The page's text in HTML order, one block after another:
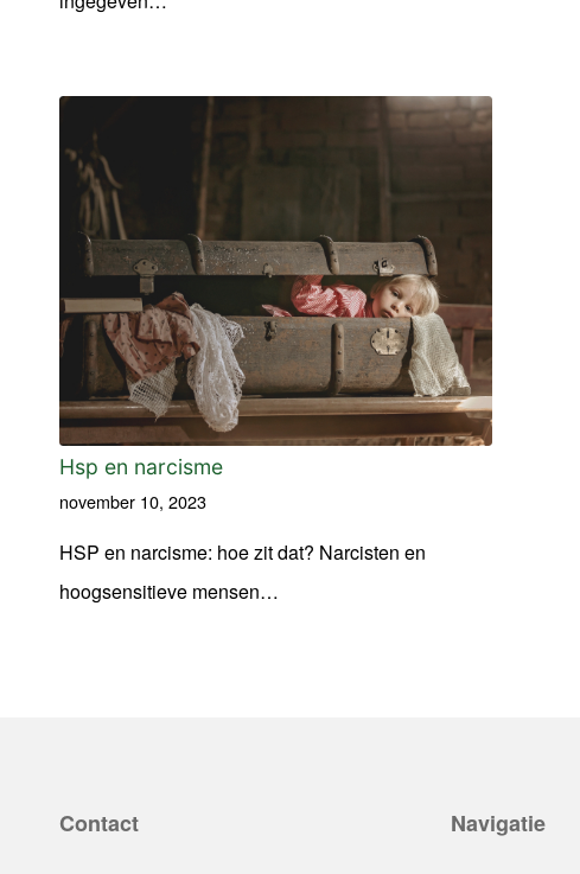
Hsp en narcisme
november 10, 2023
HSP en narcisme: hoe zit dat? Narcisten en
hoogsensitieve mensen…
Contact Navigatie